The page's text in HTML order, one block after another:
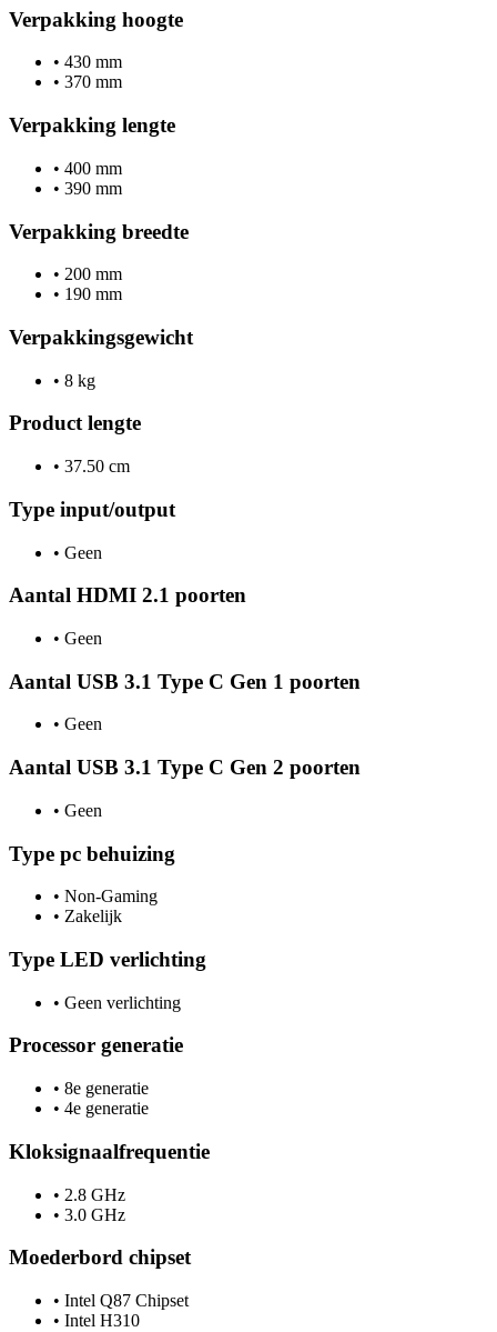
Verpakking hoogte
• 430 mm
• 370 mm
Verpakking lengte
• 400 mm
• 390 mm
Verpakking breedte
• 200 mm
• 190 mm
Verpakkingsgewicht
• 8 kg
Product lengte
• 37.50 cm
Type input/output
• Geen
Aantal HDMI 2.1 poorten
• Geen
Aantal USB 3.1 Type C Gen 1 poorten
• Geen
Aantal USB 3.1 Type C Gen 2 poorten
• Geen
Type pc behuizing
• Non-Gaming
• Zakelijk
Type LED verlichting
• Geen verlichting
Processor generatie
• 8e generatie
• 4e generatie
Kloksignaalfrequentie
• 2.8 GHz
• 3.0 GHz
Moederbord chipset
• Intel Q87 Chipset
• Intel H310